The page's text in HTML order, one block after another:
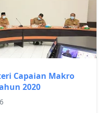
Capaian Makro
2020